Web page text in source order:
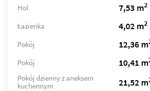
Hol 7,53 m2
Łazienka 4,02 m2
Pokój 12,36 m
Pokój 10,41 m
Pokój dzienny z aneksem
kuchennym
21,52 m